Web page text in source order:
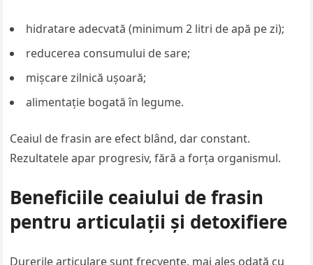
hidratare adecvată (minimum 2 litri de apă pe zi);
reducerea consumului de sare;
mișcare zilnică ușoară;
alimentație bogată în legume.
Ceaiul de frasin are efect blând, dar constant.
Rezultatele apar progresiv, fără a forța organismul.
Beneficiile ceaiului de frasin
pentru articulații și detoxifiere
Durerile articulare sunt frecvente, mai ales odată cu